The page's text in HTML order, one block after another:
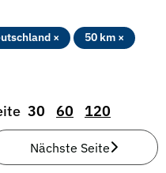
× 50 km ×
30 60 120
Nächste Seite